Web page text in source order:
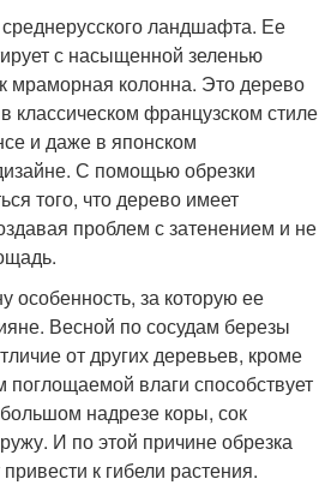
ландшафта. Ее
с насыщенной зеленью
мраморная колонна. Это дерево
классическом французском стиле
и даже в японском
С помощью обрезки
того, что дерево имеет
проблем с затенением и не
особенность, за которую ее
Весной по сосудам березы
от других деревьев, кроме
влаги способствует
надрезе коры, сок
И по этой причине обрезка
к гибели растения.